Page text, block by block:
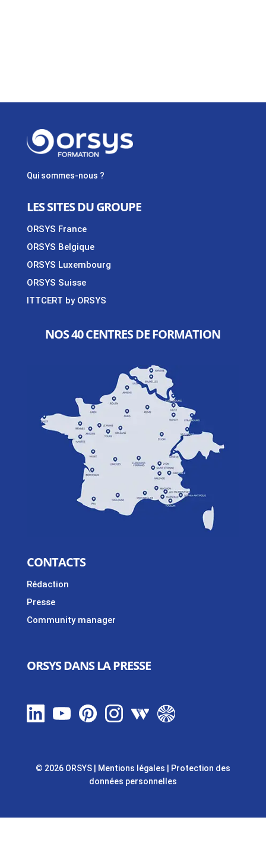
Qui sommes-nous ?
LES SITES DU GROUPE
ORSYS France
ORSYS Belgique
ORSYS Luxembourg
ORSYS Suisse
ITTCERT by ORSYS
NOS 40 CENTRES DE FORMATION
CONTACTS
Rédaction
Presse
Community manager
ORSYS DANS LA PRESSE
© 2026 ORSYS Mentions légales
Protection des
données personnelles